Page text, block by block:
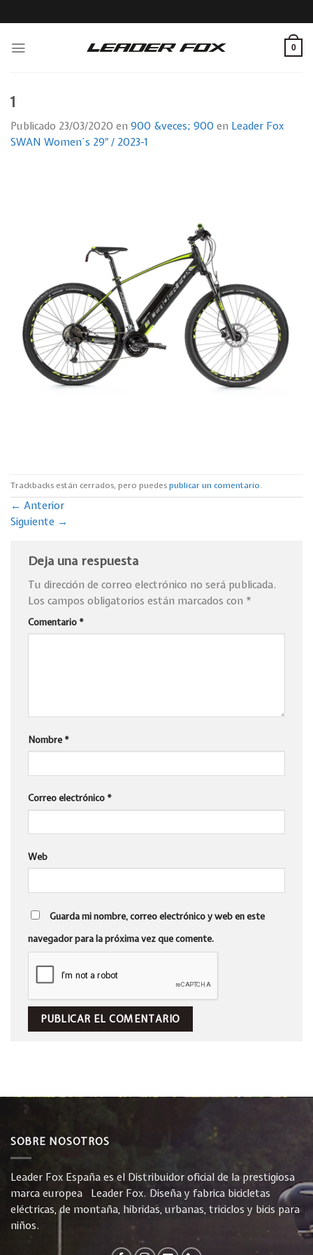
to
0
1
Publicado 23/03/2020 en 900 &veces; 900 en Leader Fox
SWAN Women´s 29″ / 2023-1
Trackbacks están cerrados, pero puedespublicar un comentario.
← Anterior
Siguiente →
Deja una respuesta
Tu dirección de correo electrónico no será publicada.
Los campos obligatorios están marcados con *
Comentario *
Nombre *
Correo electrónico *
Web
Guarda mi nombre, correo electrónico y web en este
navegador para la próxima vez que comente.
SOBRE NOSOTROS
Leader Fox España es el Distribuidor oficial de la prestigiosa
marca europea Leader Fox. Diseña y fabrica bicicletas
eléctricas, de montaña, híbridas, urbanas, triciclos y bicis para
niños.